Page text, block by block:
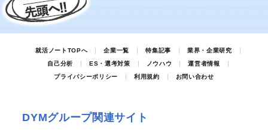
就活ノートTOPへ 企業一覧 特集記事
業界・企業研究
自己分析
ES・選考対策 ノウハウ
運営者情報
プライバシーポリシー
利用規約 お問い合わせ
DYMグループ関連サイト